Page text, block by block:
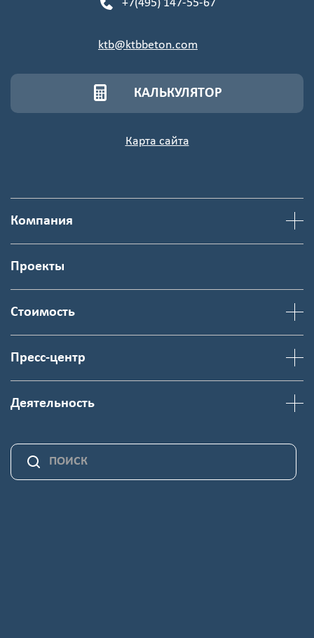
+7(495) 147-55-67
ktb@ktbbeton.com
КАЛЬКУЛЯТОР
Карта сайта
Компания
Проекты
Стоимость
Пресс-центр
Деятельность